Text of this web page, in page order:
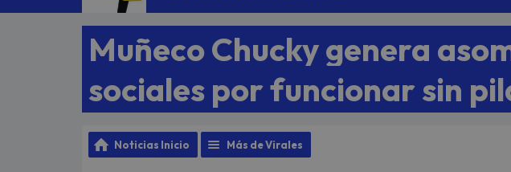
Muñeco Chucky genera
sociales por funcionar sin
Noticias Inicio Más de Virales